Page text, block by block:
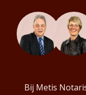
Bij Metis